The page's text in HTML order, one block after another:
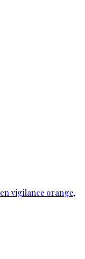
vigilance orange,